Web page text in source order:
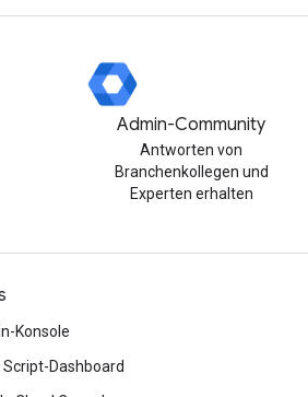
Admin-Community
Antworten von
Branchenkollegen und
Experten erhalten
Konsole
Dashboard